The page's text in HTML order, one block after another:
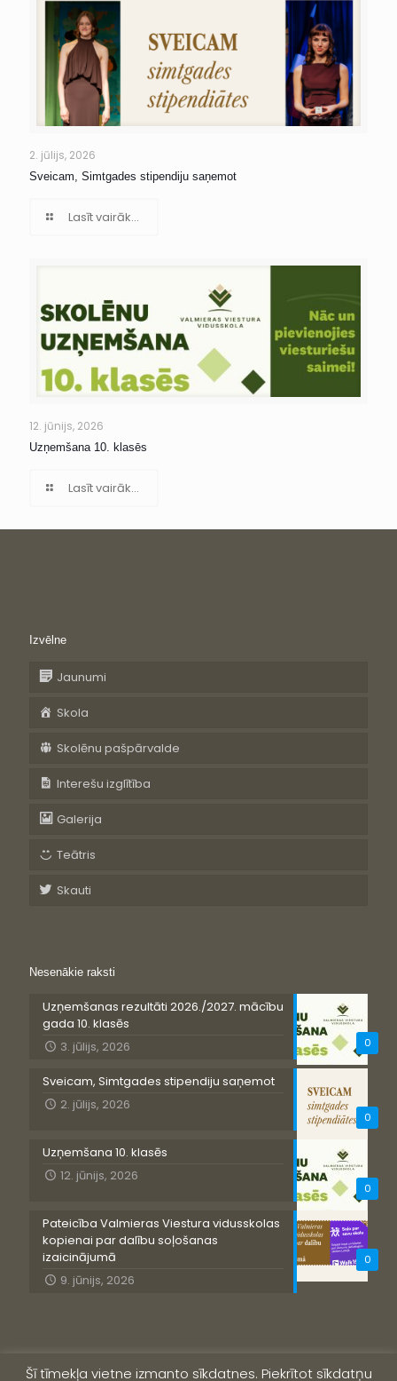
2. jūlijs, 2026
Sveicam, Simtgades stipendiju saņemot
Lasīt vairāk...
12. jūnijs, 2026
Uzņemšana 10. klasēs
Lasīt vairāk...
Izvēlne
Jaunumi
Skola
Skolēnu pašpārvalde
Interešu izglītība
Galerija
Teātris
Skauti
Nesenākie raksti
0
Uzņemšanas rezultāti 2026./2027. mācību
gada 10. klasēs
3. jūlijs, 2026
0
Sveicam, Simtgades stipendiju saņemot
2. jūlijs, 2026
0
Uzņemšana 10. klasēs
12. jūnijs, 2026
0
Pateicība Valmieras Viestura vidusskolas
kopienai par dalību soļošanas
izaicinājumā
9. jūnijs, 2026
Šī tīmekļa vietne izmanto sīkdatnes. Piekrītot sīkdatņu